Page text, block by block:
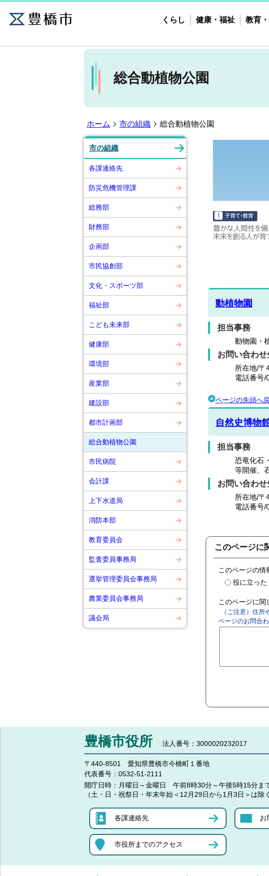
くらし 健康・福祉 教育
総合動植物公園
ホーム 市の組織 総合動植物公園
市の組織
各課連絡先
防災危機管理課
総務部
財務部
企画部
市民協創部
文化・スポーツ部
福祉部
こども未来部
健康部
環境部
産業部
建設部
都市計画部
総合動植物公園
市民病院
会計課
上下水道局
消防本部
教育委員会
監査委員事務局
選挙管理委員会事務局
農業委員会事務局
議会局
動植物園
担当事務
動物園・
お問い合わせ
所在地/〒
電話番号/
ページの先頭へ
自然史博物
担当事務
恐竜化石
等開催、
お問い合わせ
所在地/〒
電話番号/
このページに
このページの情
役に立った
このページに関
（ご注意）住
ページのお問合
豊橋市役所 法人番号：3000020232017
〒440-8501 愛知県豊橋市今橋町１番地
代表番号： 0532-51-2111
開庁日時： 月曜日～金曜日 午前8時30分～午後5時15分ま
（土・日・祝祭日・年末年始＜12月29日から1月3日＞は除
各課連絡先 お
市役所までのアクセス